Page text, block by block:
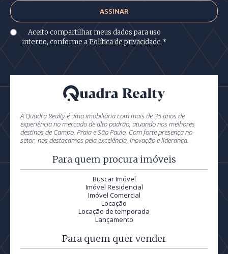
Aceito compartilhar meus dados para uso
interno, conforme aPolítica de privacidade *
A Quadra Realty é uma imobiliária com mais de 35 anos de
experiência no mercado de alto padrão, atuando nos melhores
destinos de Campo, Praia e São Paulo. Com forte presença no
setor, nos destacamos pela excelência, inovação e liderança.
Para quem procura imóveis
Buscar Imóvel
Imóvel Residencial
Imóvel Comercial
Locação
Locação de temporada
Lançamento
Para quem quer vender